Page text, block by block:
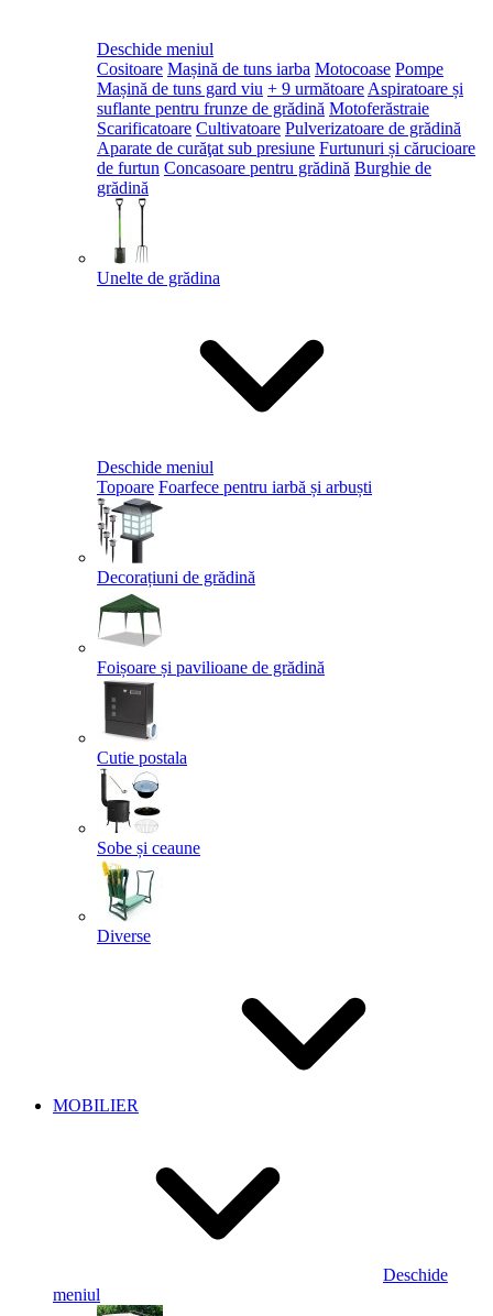
Deschide meniul
Cositoare Mașină de tuns iarba Motocoase Pompe
Mașină de tuns gard viu + 9 următoare Aspiratoare și
suflante pentru frunze de grădină Motoferăstraie
Scarificatoare Cultivatoare Pulverizatoare de grădină
Aparate de curăţat sub presiune Furtunuri și cărucioare
de furtun Concasoare pentru grădină Burghie de
grădină
Unelte de grădina
Deschide meniul
Topoare Foarfece pentru iarbă și arbuști
Decorațiuni de grădină
Foișoare și pavilioane de grădină
Cutie postala
Sobe și ceaune
Diverse
MOBILIER
Deschide
meniul